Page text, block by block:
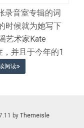
录音室专辑的词
时候就为她写下
艺术家Kate
并且于今年的1
阅读
by Themeisle